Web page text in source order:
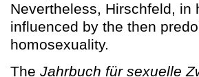
Nevertheless, Hirschfeld, in
influenced by the then
homosexuality.
The Jahrbuch für sexuelle